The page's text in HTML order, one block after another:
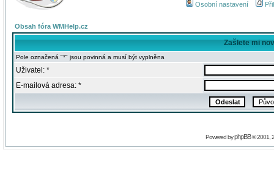
Osobní nastavení
Obsah fóra WMHelp.cz
Zašlete mi
Pole označená "*" jsou povinná a musí být vyplněna
Uživatel: *
E-mailová adresa: *
Powered byphpBB© 2001,